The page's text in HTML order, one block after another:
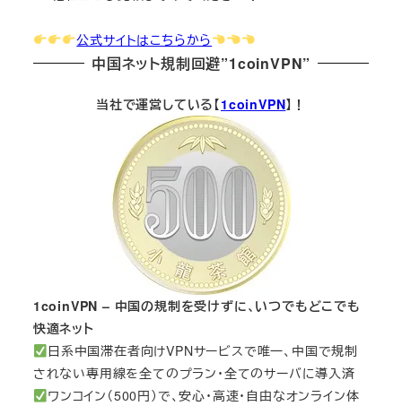
公式サイトはこちらから
中国ネット規制回避”1coinVPN”
当社で運営している【1coinVPN】！
1coinVPN – 中国の規制を受けずに、いつでもどこでも
快適ネット
日系中国滞在者向けVPNサービスで唯一、中国で規制
されない専用線を全てのプラン・全てのサーバに導入済
ワンコイン（500円）で、安心・高速・自由なオンライン体